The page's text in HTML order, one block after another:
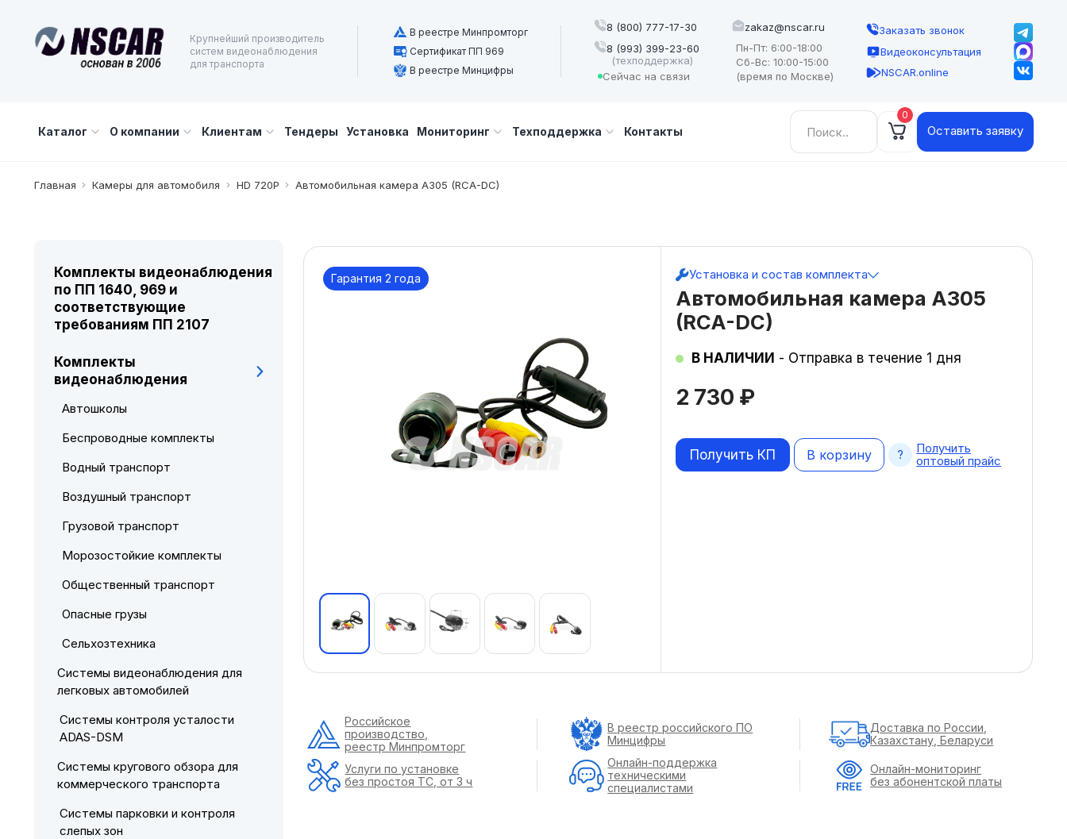
Крупнейший производитель
систем видеонаблюдения
для транспорта
В реестре Минпромторг
Сертификат ПП 969
В реестре Минцифры
8 (800) 777-17-30
8 (993) 399-23-60
(техподдержка)
Сейчас на связи
zakaz@nscar.ru
Пн-Пт: 6:00-18:00
Сб-Вс: 10:00-15:00
(время по Москве)
Заказать звонок
Видеоконсультация
NSCAR.online
Каталог О компании Клиентам Тендеры Установка Мониторинг Техподдержка Контакты
Найти: 0
Оставить заявку
Главная Камеры для автомобиля HD 720P Автомобильная камера A305 (RCA-DC)
Гарантия 2 года
Автомобильная камера A305
(RCA-DC)
2 730 ₽
В НАЛИЧИИ - Отправка в течение 1 дня
Установка и состав комплекта
В корзину
Получить КП
Получить
оптовый прайс
Российское
производство,
реестр Минпромторг
В реестр российского ПО
Минцифры
Доставка по России,
Казахстану, Беларуси
Услуги по установке
без простоя ТС, от 3 ч
Онлайн-поддержка
техническими
специалистами
Онлайн-мониторинг
без абонентской платы
Комплекты видеонаблюдения
по ПП 1640, 969 и
соответствующие
требованиям ПП 2107
Комплекты
видеонаблюдения
Автошколы
Беспроводные комплекты
Водный транспорт
Воздушный транспорт
Грузовой транспорт
Морозостойкие комплекты
Общественный транспорт
Опасные грузы
Сельхозтехника
Системы видеонаблюдения для
легковых автомобилей
Системы контроля усталости
ADAS-DSM
Системы кругового обзора для
коммерческого транспорта
Системы парковки и контроля
слепых зон